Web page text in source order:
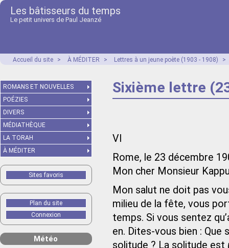
Les bâtisseurs du temps
Le petit univers de Paul Jeanzé
Accueil du site > À MÉDITER > Lettres à un jeune poète (1903 - 1908) >
Sixième lettre
VI
Rome, le 23 décembre
Mon cher Monsieur
Mon salut ne doit pas
milieu de la fête, vous
temps. Si vous sentez
en. Dites-vous bien : Que
solitude ? La solitude est
ROMANS ET NOUVELLES
POÉZIES
DIVERS
MÉDIATHÈQUE
LA TORAH
À MÉDITER
Sites favoris
Plan du site
Connexion
Météo